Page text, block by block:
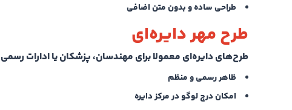
طراحی ساده و بدون متن اضافی
طرح مهر دایره‌ای
طرح‌های دایره‌ای معمولا برای مهندسان، پزشکان یا ادارات
ظاهر رسمی و منظم
امکان درج لوگو در مرکز دایره